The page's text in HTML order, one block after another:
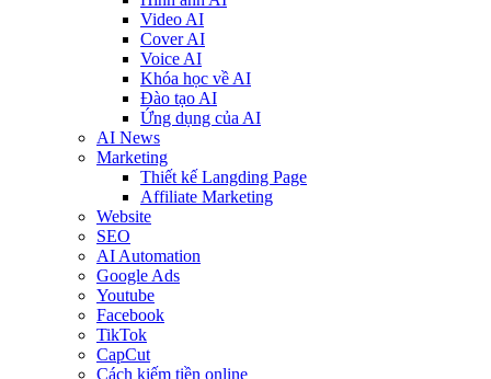
Video AI
Cover AI
Voice AI
Khóa học về AI
Đào tạo AI
Ứng dụng của AI
AI News
Marketing
Thiết kế Langding Page
Affiliate Marketing
Website
SEO
AI Automation
Google Ads
Youtube
Facebook
TikTok
CapCut
Cách kiếm tiền online